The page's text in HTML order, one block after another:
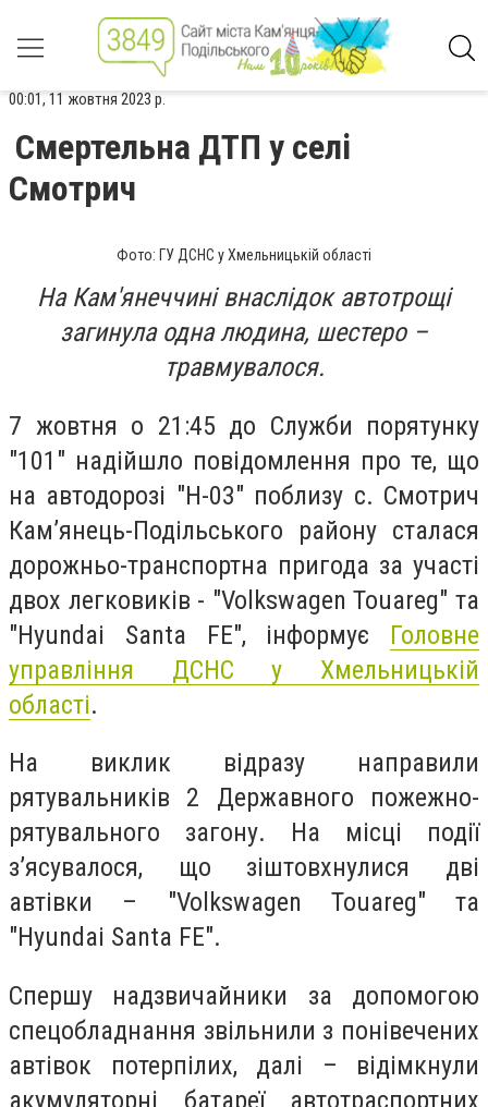
00:01, 11 жовтня 2023 р.
Смертельна ДТП у селі
Смотрич
Фото: ГУ ДСНС у Хмельницькій області
На Кам'янеччині внаслідок автотрощі
загинула одна людина, шестеро –
травмувалося.
7 жовтня о 21:45 до Служби порятунку
"101" надійшло повідомлення про те, що
на автодорозі "Н-03" поблизу с. Смотрич
Кам’янець-Подільського району сталася
дорожньо-транспортна пригода за участі
двох легковиків - "Volkswagen Touareg" та
"Hyundai Santa FE", інформує Головне
управління ДСНС у Хмельницькій
області.
На виклик відразу направили
рятувальників 2 Державного пожежно-
рятувального загону. На місці події
з’ясувалося, що зіштовхнулися дві
автівки – "Volkswagen Touareg" та
"Hyundai Santa FE".
Спершу надзвичайники за допомогою
спецобладнання звільнили з понівечених
автівок потерпілих, далі – відімкнули
акумуляторні батареї автотраспортних